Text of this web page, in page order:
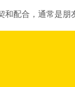
和配合，通常是